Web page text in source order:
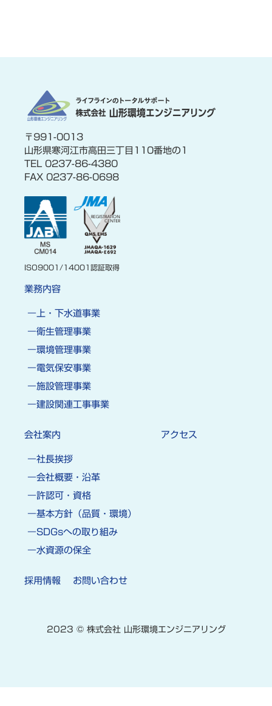
〒991-0013
山形県寒河江市高田三丁目110番地の1
TEL 0237-86-4380
FAX 0237-86-0698
ISO9001/14001認証取得
業務内容
上・下水道事業
衛生管理事業
環境管理事業
電気保安事業
施設管理事業
建設関連工事事業
会社案内
社長挨拶
会社概要・沿革
許認可・資格
基本方針（品質・環境）
SDGsへの取り組み
水資源の保全
アクセス
採用情報 お問い合わせ
2023 © 株式会社 山形環境エンジニアリング